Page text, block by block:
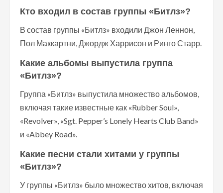
Кто входил в состав группы «Битлз»?
В состав группы «Битлз» входили Джон Леннон,
Пол Маккартни, Джордж Харрисон и Ринго Старр.
Какие альбомы выпустила группа
«Битлз»?
Группа «Битлз» выпустила множество альбомов,
включая такие известные как «Rubber Soul»,
«Revolver», «Sgt. Pepper’s Lonely Hearts Club Band»
и «Abbey Road».
Какие песни стали хитами у группы
«Битлз»?
У группы «Битлз» было множество хитов, включая